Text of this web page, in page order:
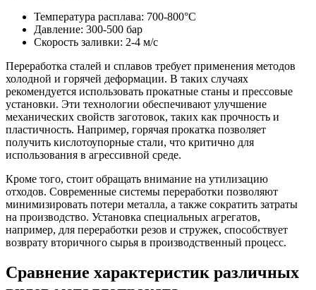
Температура расплава: 700-800°C
Давление: 300-500 бар
Скорость заливки: 2-4 м/с
Переработка сталей и сплавов требует применения методов
холодной и горячей деформации. В таких случаях
рекомендуется использовать прокатные станы и прессовые
установки. Эти технологии обеспечивают улучшение
механических свойств заготовок, таких как прочность и
пластичность. Например, горячая прокатка позволяет
получить кислотоупорные стали, что критично для
использования в агрессивной среде.
Кроме того, стоит обращать внимание на утилизацию
отходов. Современные системы переработки позволяют
минимизировать потери металла, а также сократить затраты
на производство. Установка специальных агрегатов,
например, для переработки резов и стружек, способствует
возврату вторичного сырья в производственный процесс.
Сравнение характеристик различных